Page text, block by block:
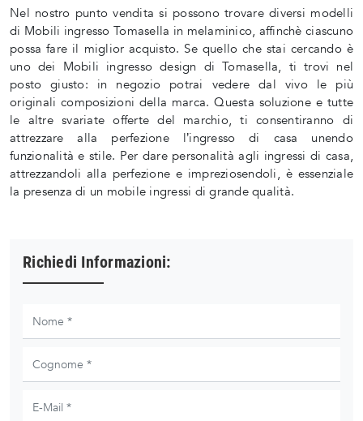
Nel nostro punto vendita si possono trovare diversi modelli
di Mobili ingresso Tomasella in melaminico, affinchè ciascuno
possa fare il miglior acquisto. Se quello che stai cercando è
uno dei Mobili ingresso design di Tomasella, ti trovi nel
posto giusto: in negozio potrai vedere dal vivo le più
originali composizioni della marca. Questa soluzione e tutte
le altre svariate offerte del marchio, ti consentiranno di
attrezzare alla perfezione l’ingresso di casa unendo
funzionalità e stile. Per dare personalità agli ingressi di casa,
attrezzandoli alla perfezione e impreziosendoli, è essenziale
la presenza di un mobile ingressi di grande qualità.
Richiedi Informazioni: